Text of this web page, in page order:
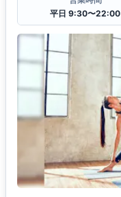
平日 9:30〜22:00